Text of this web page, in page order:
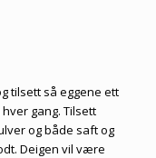
tilsett så eggene ett
gang. Tilsett
og både saft og
Deigen vil være